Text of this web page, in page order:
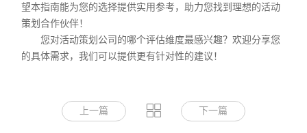
望本指南能为您的选择提供实用参考，助力您找到理想的活动
策划合作伙伴！
您对活动策划公司的哪个评估维度最感兴趣？欢迎分享您
的具体需求，我们可以提供更有针对性的建议！
上一篇 下一篇